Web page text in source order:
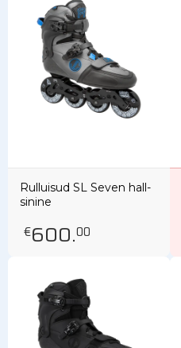
Rulluisud SL Seven hall-
sinine
€600.00